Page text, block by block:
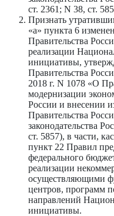
ст. 2361; N 38, ст.
Признать
«а» пункта 6
Правительства
реализации
инициативы,
Правительства
2018 г. N 1078 «О
модернизации
России и внесении
Правительства
законодательства
ст. 5857), в части,
пункт 22 Правил
федерального
реализации
осуществляющими
центров, программ
направлений
инициативы.